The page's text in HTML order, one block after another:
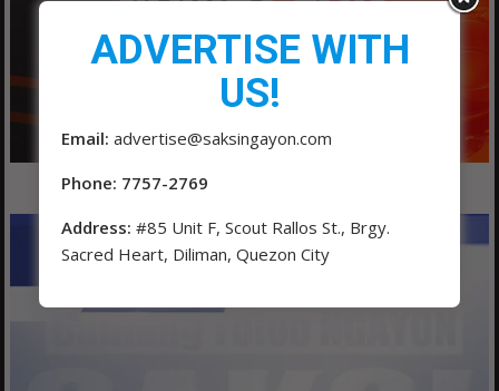
ADVERTISE WITH
US!
Email: advertise@saksingayon.com
Phone: 7757-2769
Address: #85 Unit F, Scout Rallos St., Brgy.
Sacred Heart, Diliman, Quezon City